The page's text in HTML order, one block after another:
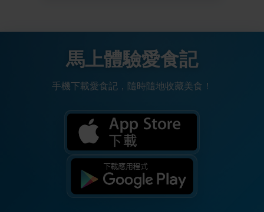
馬上體驗愛食記
手機下載愛食記，隨時隨地收藏美食！